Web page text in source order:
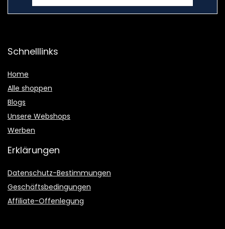
Schnelllinks
Home
Alle shoppen
Blogs
Unsere Webshops
Werben
Erklärungen
Datenschutz-Bestimmungen
Geschäftsbedingungen
Affiliate-Offenlegung